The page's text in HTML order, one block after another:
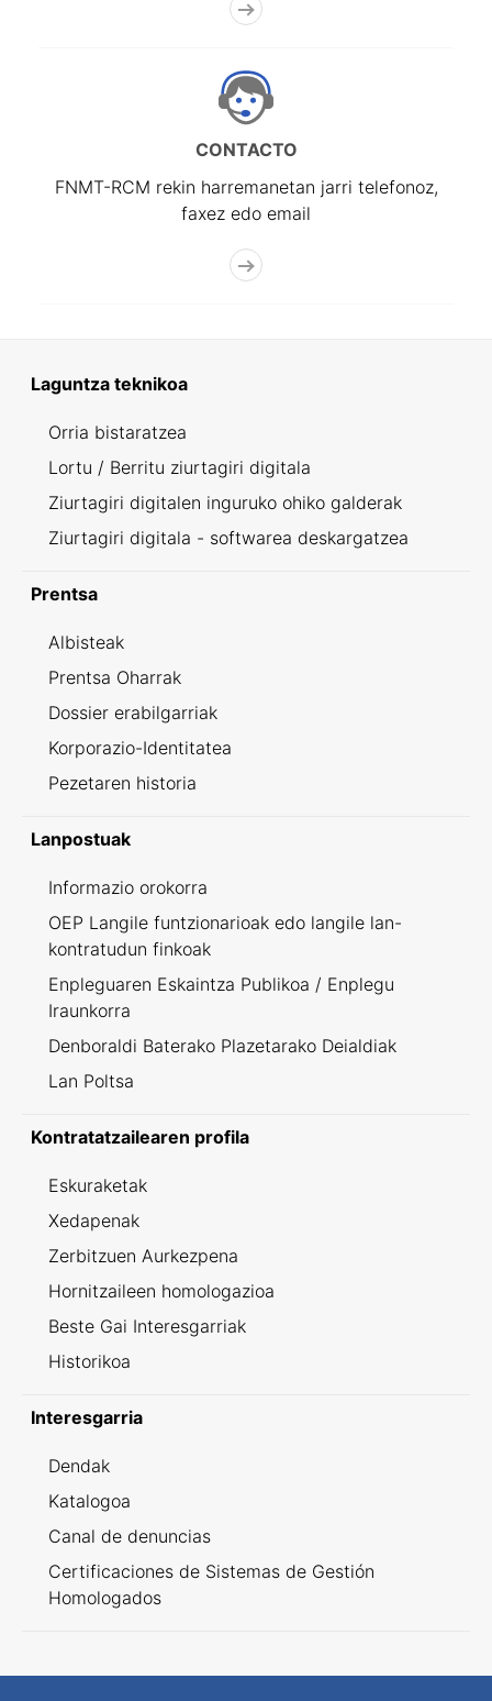
CONTACTO
FNMT-RCM rekin harremanetan jarri telefonoz,
faxez edo email
Laguntza teknikoa
Orria bistaratzea
Lortu / Berritu ziurtagiri digitala
Ziurtagiri digitalen inguruko ohiko galderak
Ziurtagiri digitala - softwarea deskargatzea
Prentsa
Albisteak
Prentsa Oharrak
Dossier erabilgarriak
Korporazio-Identitatea
Pezetaren historia
Lanpostuak
Informazio orokorra
OEP Langile funtzionarioak edo langile lan-
kontratudun finkoak
Enpleguaren Eskaintza Publikoa / Enplegu
Iraunkorra
Denboraldi Baterako Plazetarako Deialdiak
Lan Poltsa
Kontratatzailearen profila
Eskuraketak
Xedapenak
Zerbitzuen Aurkezpena
Hornitzaileen homologazioa
Beste Gai Interesgarriak
Historikoa
Interesgarria
Dendak
Katalogoa
Canal de denuncias
Certificaciones de Sistemas de Gestión
Homologados